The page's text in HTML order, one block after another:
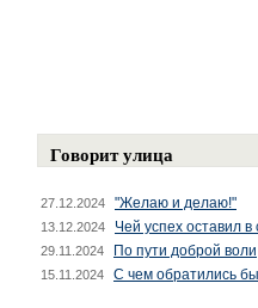
Говорит улица
27.12.2024 "Желаю и делаю!"
13.12.2024 Чей успех оставил
29.11.2024 По пути доброй воли
15.11.2024 С чем обратились